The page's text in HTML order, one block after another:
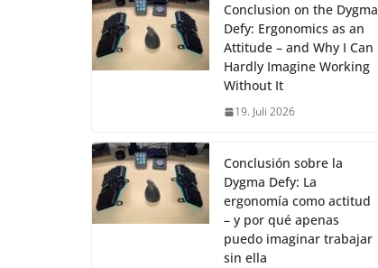
Conclusion on the Dygma
Defy: Ergonomics as an
Attitude – and Why I Can
Hardly Imagine Working
Without It
19. Juli 2026
Conclusión sobre la
Dygma Defy: La
ergonomía como actitud
– y por qué apenas
puedo imaginar trabajar
sin ella